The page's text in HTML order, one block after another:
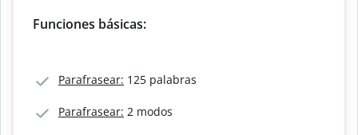
Funciones básicas:
Parafrasear: 125 palabras
Parafrasear: 2 modos